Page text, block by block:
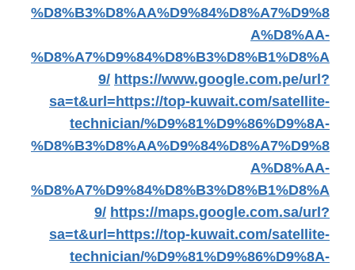
%D8%B3%D8%AA%D9%84%D8%A7%D9%8
A%D8%AA-
%D8%A7%D9%84%D8%B3%D8%B1%D8%A
9/ https://www.google.com.pe/url?
sa=t&url=https://top-kuwait.com/satellite-
technician/%D9%81%D9%86%D9%8A-
%D8%B3%D8%AA%D9%84%D8%A7%D9%8
A%D8%AA-
%D8%A7%D9%84%D8%B3%D8%B1%D8%A
9/ https://maps.google.com.sa/url?
sa=t&url=https://top-kuwait.com/satellite-
technician/%D9%81%D9%86%D9%8A-